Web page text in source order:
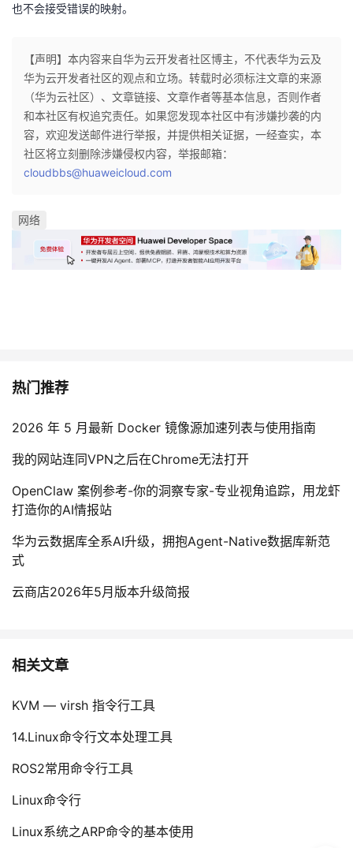
也不会接受错误的映射。
【声明】本内容来自华为云开发者社区博主，不代表华为云及
华为云开发者社区的观点和立场。转载时必须标注文章的来源
（华为云社区）、文章链接、文章作者等基本信息，否则作者
和本社区有权追究责任。如果您发现本社区中有涉嫌抄袭的内
容，欢迎发送邮件进行举报，并提供相关证据，一经查实，本
社区将立刻删除涉嫌侵权内容，举报邮箱：
cloudbbs@huaweicloud.com
网络
热门推荐
2026 年 5 月最新 Docker 镜像源加速列表与使用指南
我的网站连同VPN之后在Chrome无法打开
OpenClaw 案例参考-你的洞察专家-专业视角追踪，用龙虾
打造你的AI情报站
华为云数据库全系AI升级，拥抱Agent-Native数据库新范
式
云商店2026年5月版本升级简报
相关文章
KVM — virsh 指令行工具
14.Linux命令行文本处理工具
ROS2常用命令行工具
Linux命令行
Linux系统之ARP命令的基本使用